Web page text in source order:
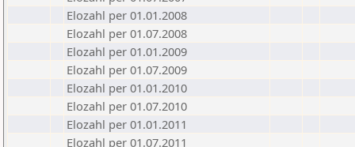
Elozahl per 01.01.2008
Elozahl per 01.07.2008
Elozahl per 01.01.2009
Elozahl per 01.07.2009
Elozahl per 01.01.2010
Elozahl per 01.07.2010
Elozahl per 01.01.2011
Elozahl per 01.07.2011